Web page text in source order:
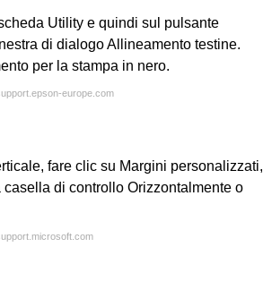
Utility e quindi sul pulsante
di dialogo Allineamento testine.
per la stampa in nero.
europe.com
fare clic su Margini personalizzati,
di controllo Orizzontalmente o